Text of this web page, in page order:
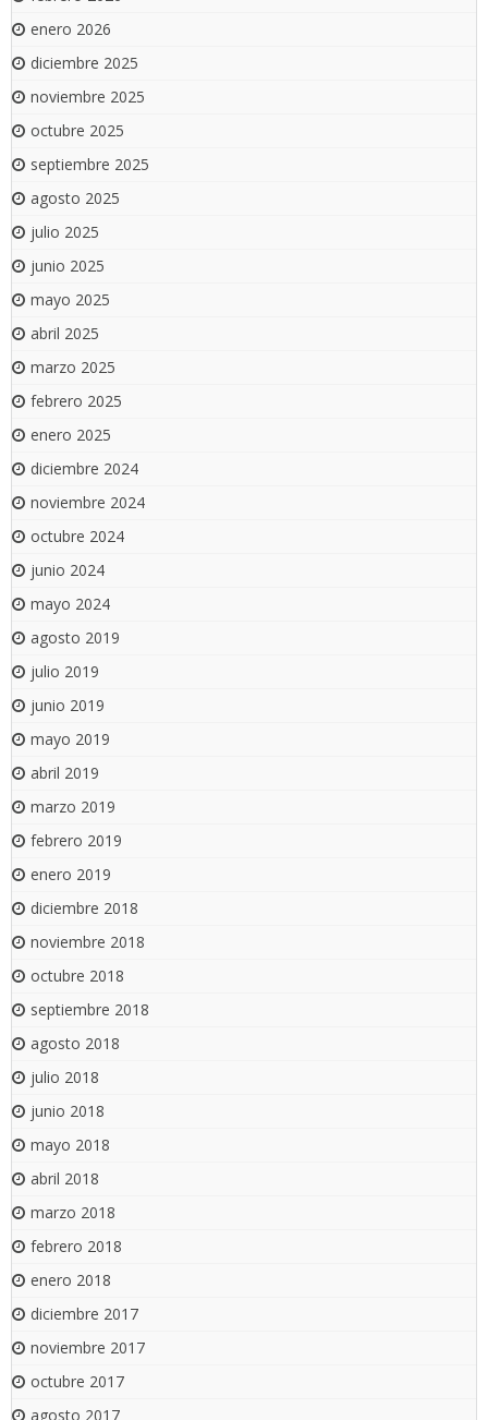
enero 2026
diciembre 2025
noviembre 2025
octubre 2025
septiembre 2025
agosto 2025
julio 2025
junio 2025
mayo 2025
abril 2025
marzo 2025
febrero 2025
enero 2025
diciembre 2024
noviembre 2024
octubre 2024
junio 2024
mayo 2024
agosto 2019
julio 2019
junio 2019
mayo 2019
abril 2019
marzo 2019
febrero 2019
enero 2019
diciembre 2018
noviembre 2018
octubre 2018
septiembre 2018
agosto 2018
julio 2018
junio 2018
mayo 2018
abril 2018
marzo 2018
febrero 2018
enero 2018
diciembre 2017
noviembre 2017
octubre 2017
agosto 2017